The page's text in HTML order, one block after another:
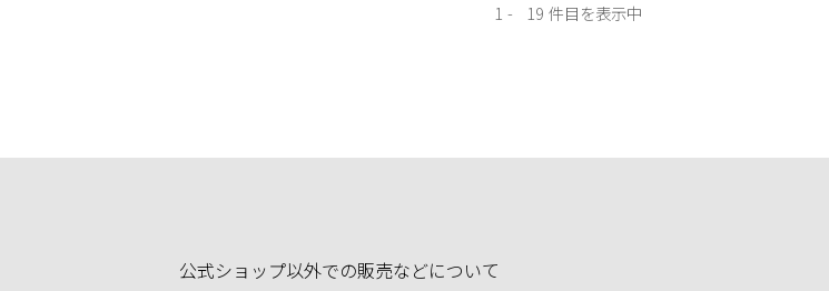
1 19
公式ショップ以外での販売などについて